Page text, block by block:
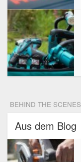
BEHIND THE SCENES
Aus dem Blog